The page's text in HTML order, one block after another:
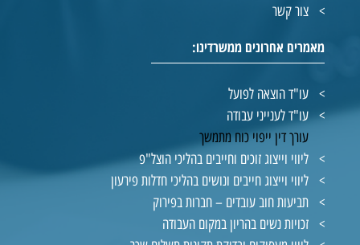
צור קשר
מאמרים אחרונים ממשרדינו:
עו"ד הוצאה לפועל
עו"ד לענייני עבודה
עורך דין ייפוי כוח מתמשך
ליווי וייצוג זוכים וחייבים בהליכי הוצל"פ
ליווי וייצוג חייבים ונושים בהליכי חדלות פירעון
תביעות חוב עובדים – חברות בפירוק
זכויות נשים בהריון במקום העבודה